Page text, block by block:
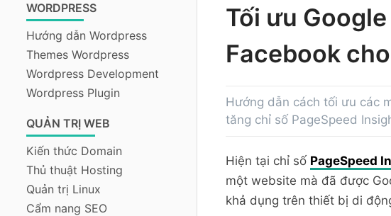
WORDPRESS
Hướng dẫn Wordpress
Themes Wordpress
Wordpress Development
Wordpress Plugin
QUẢN TRỊ WEB
Kiến thức Domain
Thủ thuật Hosting
Quản trị Linux
Cẩm nang SEO
Tối ưu
Facebook
Hướng dẫn cách tối ưu các
tăng chỉ số PageSpeed
Hiện tại chỉ số PageSpeed
một website mà đã được
khả dụng trên thiết bị di